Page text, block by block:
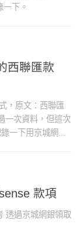
下。
西聯匯款
，原文：西聯匯
一次資料，但這次
一下用京城網...
款項
透過京城網銀領取